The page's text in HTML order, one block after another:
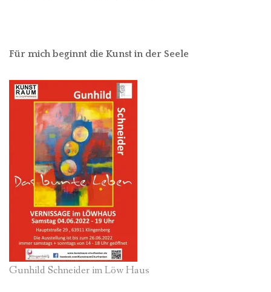
Für mich beginnt die Kunst in der Seele
Gunhild Schneider im Löw Haus